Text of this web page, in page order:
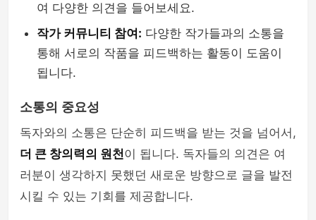
여 다양한 의견을 들어보세요.
작가 커뮤니티 참여: 다양한 작가들과의 소통을
통해 서로의 작품을 피드백하는 활동이 도움이
됩니다.
소통의 중요성
독자와의 소통은 단순히 피드백을 받는 것을 넘어서,
더 큰 창의력의 원천이 됩니다. 독자들의 의견은 여
러분이 생각하지 못했던 새로운 방향으로 글을 발전
시킬 수 있는 기회를 제공합니다.